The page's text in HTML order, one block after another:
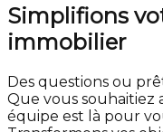
Simplifions
immobilier
Des questions ou
Que vous souhaitiez
équipe est là pour